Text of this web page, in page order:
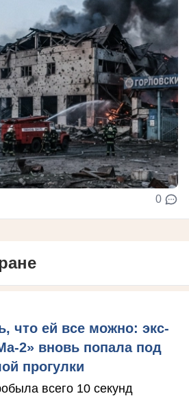
0
что ей все можно: экс-
2» вновь попала под
прогулки
всего 10 секунд